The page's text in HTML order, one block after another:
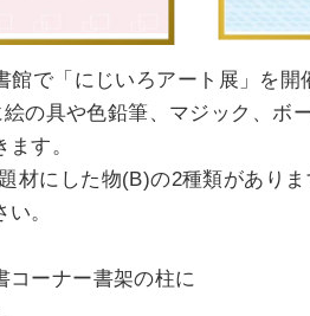
で「にじいろアート展」を開
の具や色鉛筆、マジック、ボ
す。
材にした物(B)の2種類がありま
。
コーナー書架の柱に